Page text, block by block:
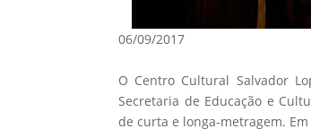
06/09/2017
O Centro Cultural Salvador
Secretaria de Educação e
de curta e longa-metragem.